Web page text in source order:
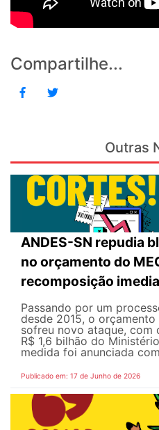
Compartilhe...
Outras
ANDES-SN repudia
no orçamento do
recomposição
Passando por um
desde 2015, o
sofreu novo ataque, com
R$ 1,6 bilhão do
medida foi anunciada
Publicado em: 17 de Junho de 2026